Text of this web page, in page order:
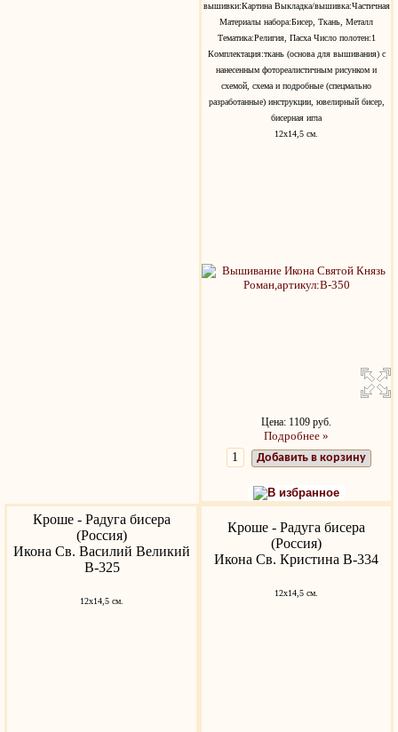
вышивки:Картина Выкладка/вышивка:Частичная
Материалы набора:Бисер, Ткань, Металл
Тематика:Религия, Пасха Число полотен:1
Комплектация:ткань (основа для вышивания) с
нанесенным фотореалистичным рисунком и
схемой, схема и подробные (спецмально
разработанные) инструкции, ювелирный бисер,
бисерная игла
12х14,5 см.
Цена: 1109 руб.
Подробнее »
Добавить в корзину
В избранное
Кроше - Радуга бисера
(Россия)
Икона Св. Василий Великий
В-325
12х14,5 см.
Кроше - Радуга бисера
(Россия)
Икона Св. Кристина В-334
12х14,5 см.